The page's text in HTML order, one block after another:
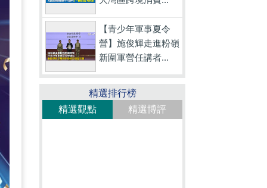
【青少年軍事夏令
營】施俊輝走進粉嶺
新圍軍營任講者...
精選排行榜
精選觀點
精選博評